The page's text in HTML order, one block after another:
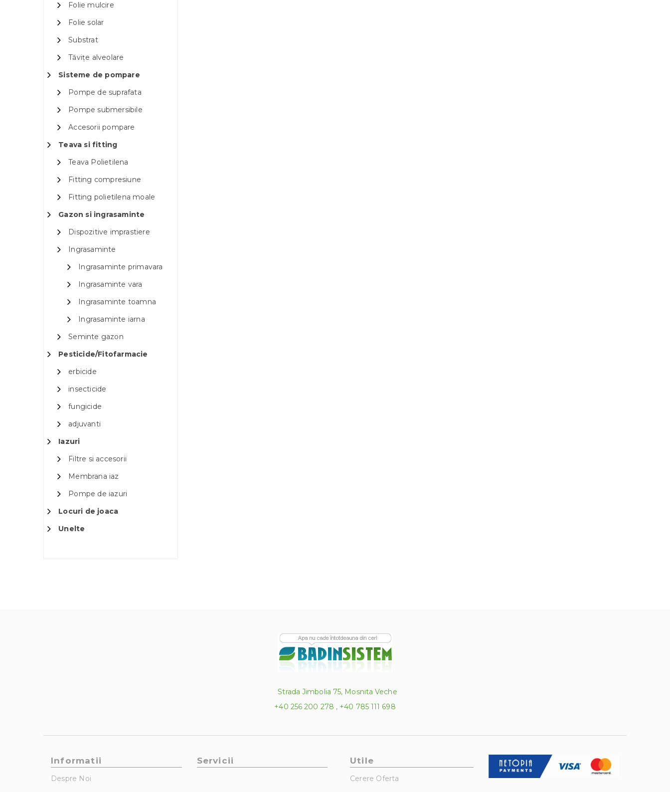
Folie mulcire
Folie solar
Substrat
Tăvițe alveolare
Sisteme de pompare
Pompe de suprafata
Pompe submersibile
Accesorii pompare
Teava si fitting
Teava Polietilena
Fitting compresiune
Fitting polietilena moale
Gazon si ingrasaminte
Dispozitive imprastiere
Ingrasaminte
Ingrasaminte primavara
Ingrasaminte vara
Ingrasaminte toamna
Ingrasaminte iarna
Seminte gazon
Pesticide/Fitofarmacie
erbicide
insecticide
fungicide
adjuvanti
Iazuri
Filtre si accesorii
Membrana iaz
Pompe de iazuri
Locuri de joaca
Unelte
Strada Jimbolia 75, Mosnita Veche
+40 256 200 278 , +40 785 111 698
Informatii
Despre Noi
Servicii Utile
Cerere Oferta